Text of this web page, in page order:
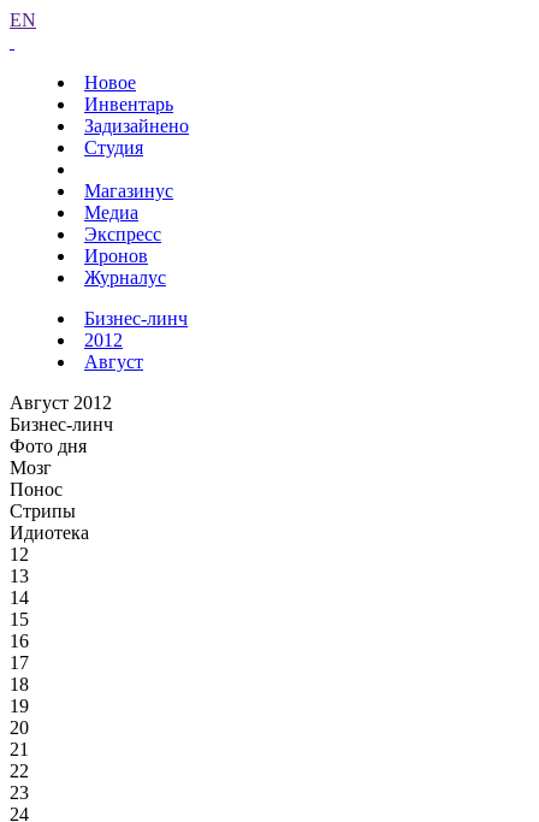
EN
Новое
Инвентарь
Задизайнено
Студия
Магазинус
Медиа
Экспресс
Иронов
Журналус
Бизнес-линч
2012
Август
Август 2012
Бизнес-линч
Фото дня
Мозг
Понос
Стрипы
Идиотека
12
13
14
15
16
17
18
19
20
21
22
23
24